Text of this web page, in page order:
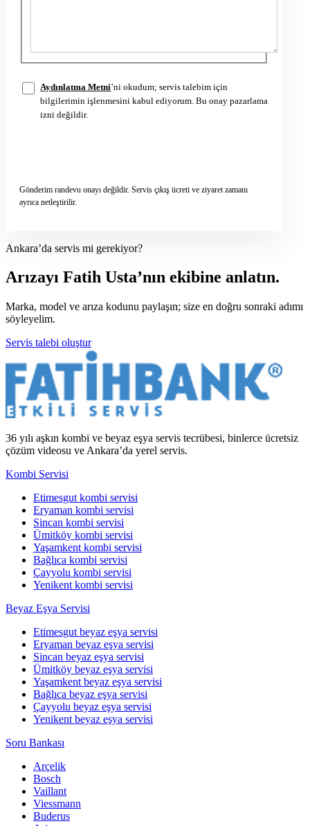
Aydınlatma Metni’ni okudum; servis talebim için
bilgilerimin işlenmesini kabul ediyorum. Bu onay pazarlama
izni değildir.
Gönderim randevu onayı değildir. Servis çıkış ücreti ve ziyaret zamanı
ayrıca netleştirilir.
Ankara’da servis mi gerekiyor?
Arızayı Fatih Usta’nın ekibine anlatın.
Marka, model ve arıza kodunu paylaşın; size en doğru sonraki adımı
söyleyelim.
Servis talebi oluştur
36 yılı aşkın kombi ve beyaz eşya servis tecrübesi, binlerce ücretsiz
çözüm videosu ve Ankara’da yerel servis.
Kombi Servisi
Etimesgut kombi servisi
Eryaman kombi servisi
Sincan kombi servisi
Ümitköy kombi servisi
Yaşamkent kombi servisi
Bağlıca kombi servisi
Çayyolu kombi servisi
Yenikent kombi servisi
Beyaz Eşya Servisi
Etimesgut beyaz eşya servisi
Eryaman beyaz eşya servisi
Sincan beyaz eşya servisi
Ümitköy beyaz eşya servisi
Yaşamkent beyaz eşya servisi
Bağlıca beyaz eşya servisi
Çayyolu beyaz eşya servisi
Yenikent beyaz eşya servisi
Soru Bankası
Arçelik
Bosch
Vaillant
Viessmann
Buderus